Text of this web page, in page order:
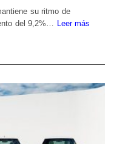
su ritmo de
del 9,2%… Leer más